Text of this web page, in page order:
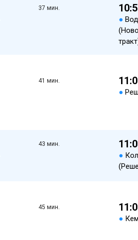
37 мин.
●
41 мин.
●
43 мин.
●
45 мин.
●